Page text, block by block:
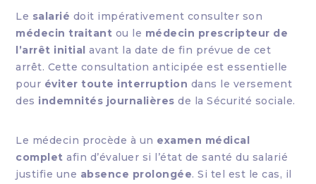
Le salarié doit impérativement consulter son
médecin traitant ou le médecin prescripteur de
l’arrêt initial avant la date de fin prévue de cet
arrêt. Cette consultation anticipée est essentielle
pour éviter toute interruption dans le versement
des indemnités journalières de la Sécurité sociale.
Le médecin procède à un examen médical
complet afin d’évaluer si l’état de santé du salarié
justifie une absence prolongée. Si tel est le cas, il